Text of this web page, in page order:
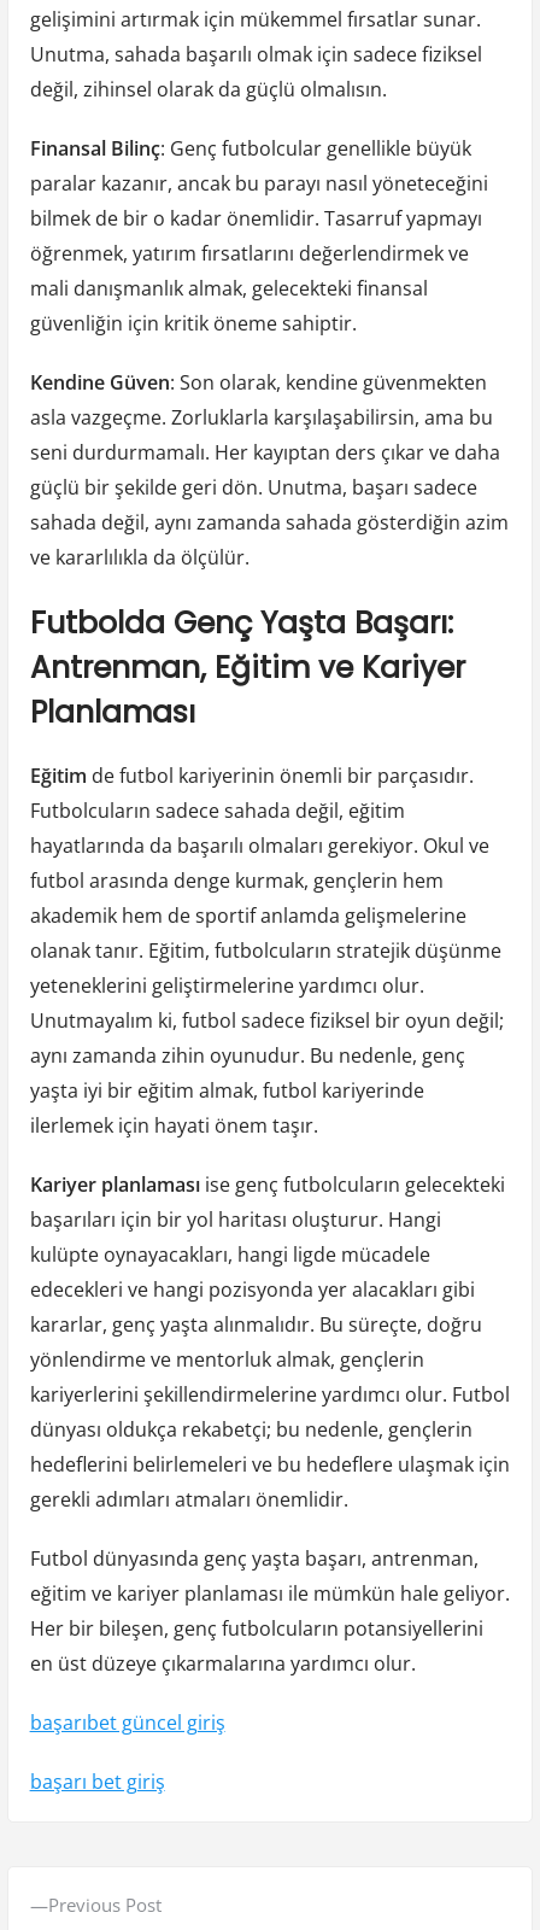
gelişimini artırmak için mükemmel fırsatlar sunar.
Unutma, sahada başarılı olmak için sadece fiziksel
değil, zihinsel olarak da güçlü olmalısın.
Finansal Bilinç: Genç futbolcular genellikle büyük
paralar kazanır, ancak bu parayı nasıl yöneteceğini
bilmek de bir o kadar önemlidir. Tasarruf yapmayı
öğrenmek, yatırım fırsatlarını değerlendirmek ve
mali danışmanlık almak, gelecekteki finansal
güvenliğin için kritik öneme sahiptir.
Kendine Güven: Son olarak, kendine güvenmekten
asla vazgeçme. Zorluklarla karşılaşabilirsin, ama bu
seni durdurmamalı. Her kayıptan ders çıkar ve daha
güçlü bir şekilde geri dön. Unutma, başarı sadece
sahada değil, aynı zamanda sahada gösterdiğin azim
ve kararlılıkla da ölçülür.
Futbolda Genç Yaşta Başarı:
Antrenman, Eğitim ve Kariyer
Planlaması
Eğitim de futbol kariyerinin önemli bir parçasıdır.
Futbolcuların sadece sahada değil, eğitim
hayatlarında da başarılı olmaları gerekiyor. Okul ve
futbol arasında denge kurmak, gençlerin hem
akademik hem de sportif anlamda gelişmelerine
olanak tanır. Eğitim, futbolcuların stratejik düşünme
yeteneklerini geliştirmelerine yardımcı olur.
Unutmayalım ki, futbol sadece fiziksel bir oyun değil;
aynı zamanda zihin oyunudur. Bu nedenle, genç
yaşta iyi bir eğitim almak, futbol kariyerinde
ilerlemek için hayati önem taşır.
Kariyer planlamasıise genç futbolcuların gelecekteki
başarıları için bir yol haritası oluşturur. Hangi
kulüpte oynayacakları, hangi ligde mücadele
edecekleri ve hangi pozisyonda yer alacakları gibi
kararlar, genç yaşta alınmalıdır. Bu süreçte, doğru
yönlendirme ve mentorluk almak, gençlerin
kariyerlerini şekillendirmelerine yardımcı olur. Futbol
dünyası oldukça rekabetçi; bu nedenle, gençlerin
hedeflerini belirlemeleri ve bu hedeflere ulaşmak için
gerekli adımları atmaları önemlidir.
Futbol dünyasında genç yaşta başarı, antrenman,
eğitim ve kariyer planlaması ile mümkün hale geliyor.
Her bir bileşen, genç futbolcuların potansiyellerini
en üst düzeye çıkarmalarına yardımcı olur.
başarıbet güncel giriş
başarı bet giriş
Previous PostP